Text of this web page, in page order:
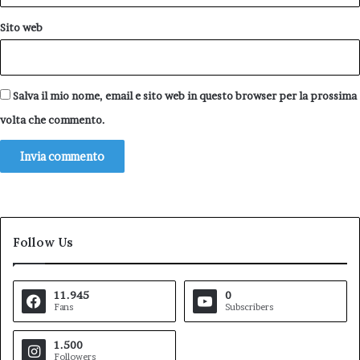
Sito web
Salva il mio nome, email e sito web in questo browser per la prossima
volta che commento.
Follow Us
11.945
Fans
0
Subscribers
1.500
Followers